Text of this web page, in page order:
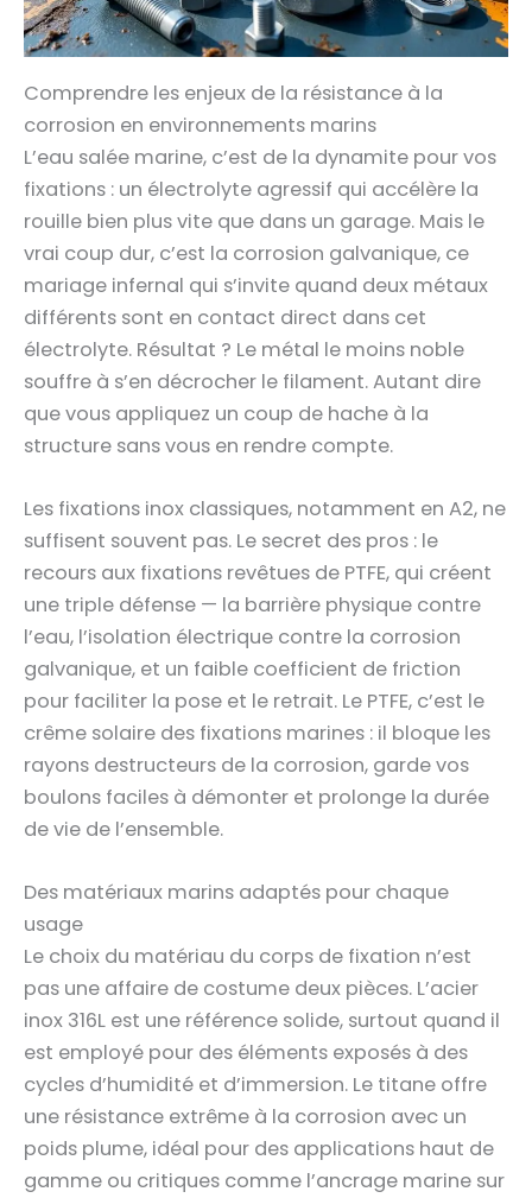
Comprendre les enjeux de la résistance à la
corrosion en environnements marins
L’eau salée marine, c’est de la dynamite pour vos
fixations : un électrolyte agressif qui accélère la
rouille bien plus vite que dans un garage. Mais le
vrai coup dur, c’est la corrosion galvanique, ce
mariage infernal qui s’invite quand deux métaux
différents sont en contact direct dans cet
électrolyte. Résultat ? Le métal le moins noble
souffre à s’en décrocher le filament. Autant dire
que vous appliquez un coup de hache à la
structure sans vous en rendre compte.
Les fixations inox classiques, notamment en A2, ne
suffisent souvent pas. Le secret des pros : le
recours aux fixations revêtues de PTFE, qui créent
une triple défense — la barrière physique contre
l’eau, l’isolation électrique contre la corrosion
galvanique, et un faible coefficient de friction
pour faciliter la pose et le retrait. Le PTFE, c’est le
crême solaire des fixations marines : il bloque les
rayons destructeurs de la corrosion, garde vos
boulons faciles à démonter et prolonge la durée
de vie de l’ensemble.
Des matériaux marins adaptés pour chaque
usage
Le choix du matériau du corps de fixation n’est
pas une affaire de costume deux pièces. L’acier
inox 316L est une référence solide, surtout quand il
est employé pour des éléments exposés à des
cycles d’humidité et d’immersion. Le titane offre
une résistance extrême à la corrosion avec un
poids plume, idéal pour des applications haut de
gamme ou critiques comme l’ancrage marine sur